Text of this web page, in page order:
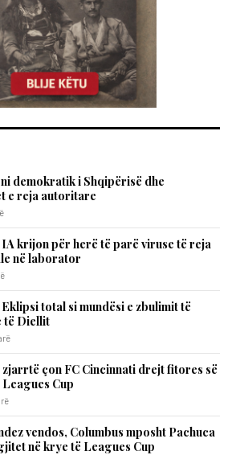
demokratik i Shqipërisë dhe
e reja autoritare
IA krijon për herë të parë viruse të reja
në laborator
total si mundësi e zbulimit të
të Diellit
zjarrtë çon FC Cincinnati drejt fitores së
Cup
vendos, Columbus mposht Pachuca
në krye të Leagues Cup